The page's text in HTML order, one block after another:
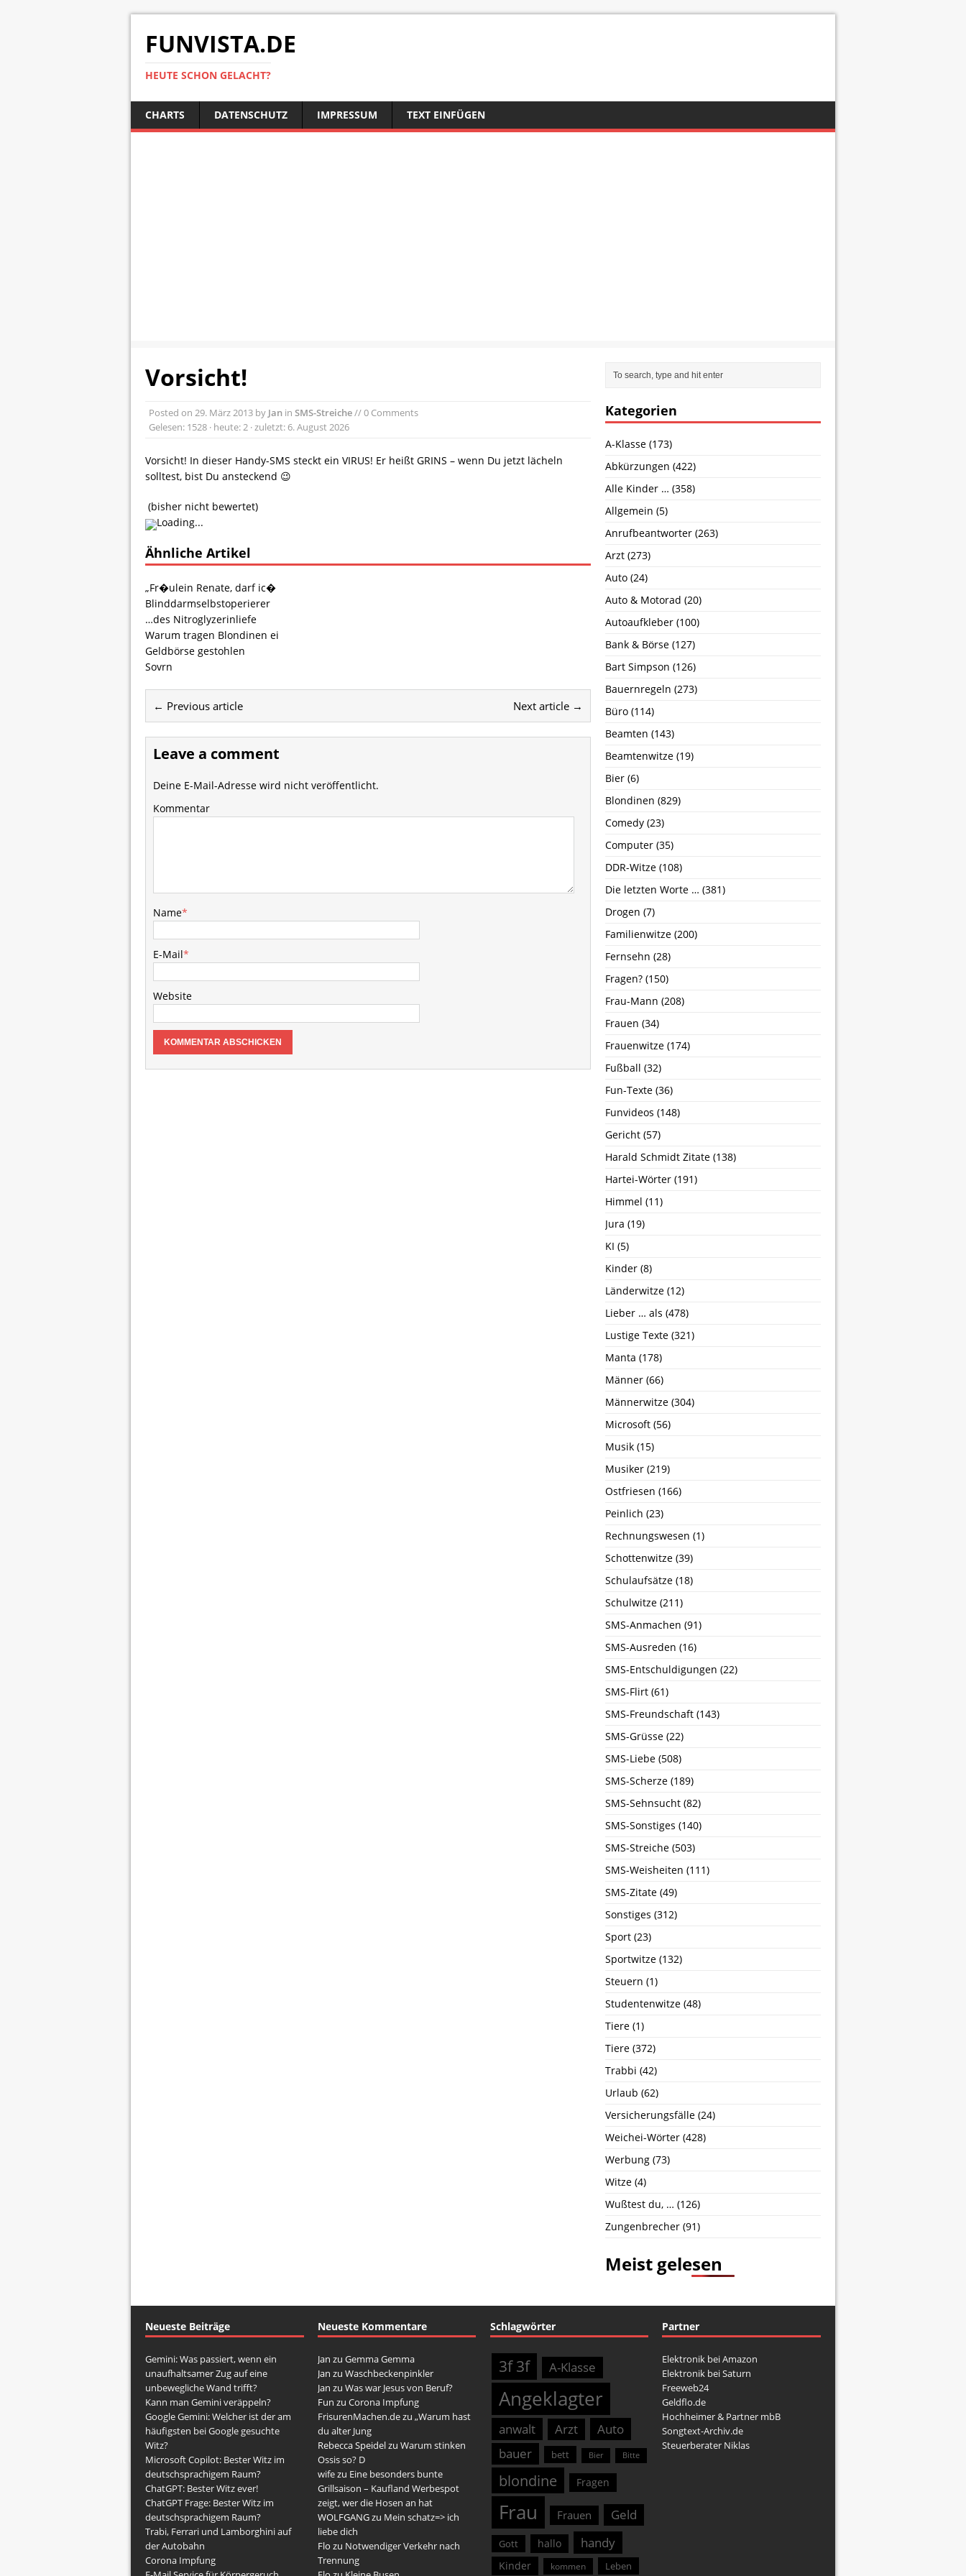
FUNVISTA.DE
HEUTE SCHON GELACHT?
CHARTS DATENSCHUTZ IMPRESSUM TEXT EINFÜGEN
Vorsicht!
Posted on 29. März 2013 by Jan in SMS-Streiche// 0 Comments
Gelesen: 1528 · heute: 2 · zuletzt: 6. August 2026
Vorsicht! In dieser Handy-SMS steckt ein VIRUS! Er heißt GRINS – wenn Du jetzt lächeln
solltest, bist Du ansteckend 😉
(bisher nicht bewertet)
Loading...
Ähnliche Artikel
„Fr�ulein Renate, darf ic�
Blinddarmselbstoperierer
…des Nitroglyzerinliefe
Warum tragen Blondinen ei
Geldbörse gestohlen
Sovrn
← Previous article Next article →
Leave a comment
Deine E-Mail-Adresse wird nicht veröffentlicht.
Kommentar
Name*
E-Mail*
Website
Kategorien
A-Klasse (173)
Abkürzungen (422)
Alle Kinder … (358)
Allgemein (5)
Anrufbeantworter (263)
Arzt (273)
Auto (24)
Auto & Motorad (20)
Autoaufkleber (100)
Bank & Börse (127)
Bart Simpson (126)
Bauernregeln (273)
Büro (114)
Beamten (143)
Beamtenwitze (19)
Bier (6)
Blondinen (829)
Comedy (23)
Computer (35)
DDR-Witze (108)
Die letzten Worte … (381)
Drogen (7)
Familienwitze (200)
Fernsehn (28)
Fragen? (150)
Frau-Mann (208)
Frauen (34)
Frauenwitze (174)
Fußball (32)
Fun-Texte (36)
Funvideos (148)
Gericht (57)
Harald Schmidt Zitate (138)
Hartei-Wörter (191)
Himmel (11)
Jura (19)
KI (5)
Kinder (8)
Länderwitze (12)
Lieber … als (478)
Lustige Texte (321)
Manta (178)
Männer (66)
Männerwitze (304)
Microsoft (56)
Musik (15)
Musiker (219)
Ostfriesen (166)
Peinlich (23)
Rechnungswesen (1)
Schottenwitze (39)
Schulaufsätze (18)
Schulwitze (211)
SMS-Anmachen (91)
SMS-Ausreden (16)
SMS-Entschuldigungen (22)
SMS-Flirt (61)
SMS-Freundschaft (143)
SMS-Grüsse (22)
SMS-Liebe (508)
SMS-Scherze (189)
SMS-Sehnsucht (82)
SMS-Sonstiges (140)
SMS-Streiche (503)
SMS-Weisheiten (111)
SMS-Zitate (49)
Sonstiges (312)
Sport (23)
Sportwitze (132)
Steuern (1)
Studentenwitze (48)
Tiere (1)
Tiere (372)
Trabbi (42)
Urlaub (62)
Versicherungsfälle (24)
Weichei-Wörter (428)
Werbung (73)
Witze (4)
Wußtest du, … (126)
Zungenbrecher (91)
Meist gelesen
Neueste Beiträge
Gemini: Was passiert, wenn ein
unaufhaltsamer Zug auf eine
unbewegliche Wand trifft?
Kann man Gemini veräppeln?
Google Gemini: Welcher ist der am
häufigsten bei Google gesuchte
Witz?
Microsoft Copilot: Bester Witz im
deutschsprachigem Raum?
ChatGPT: Bester Witz ever!
ChatGPT Frage: Bester Witz im
deutschsprachigem Raum?
Trabi, Ferrari und Lamborghini auf
der Autobahn
Corona Impfung
Neueste Kommentare
Jan zu Gemma Gemma
Jan zu Waschbeckenpinkler
Jan zu Was war Jesus von Beruf?
Fun zu Corona Impfung
FrisurenMachen.dezu „Warum hast
du alter Jung
Rebecca Speidelzu Warum stinken
Ossis so? D
wifezu Eine besonders bunte
Grillsaison – Kaufland Werbespot
zeigt, wer die Hosen an hat
WOLFGANGzu Mein schatz=> ich
liebe dich
Flo zu Notwendiger Verkehr nach
Trennung
Schlagwörter
3f 3f A-Klasse
Angeklagter
anwalt Arzt
Auto
bauer
bett Bier Bitte
blondine Fragen
Frau Frauen Geld
Gott hallo handy
Kinder kommen Leben
Partner
Elektronik bei Amazon
Elektronik bei Saturn
Freeweb24
Geldflo.de
Hochheimer & Partner mbB
Songtext-Archiv.de
Steuerberater Niklas